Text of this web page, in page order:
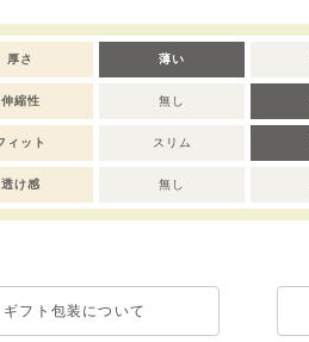
厚さ 薄い
伸縮性 無し
ィット スリム
透け感 無し
ギフト包装について